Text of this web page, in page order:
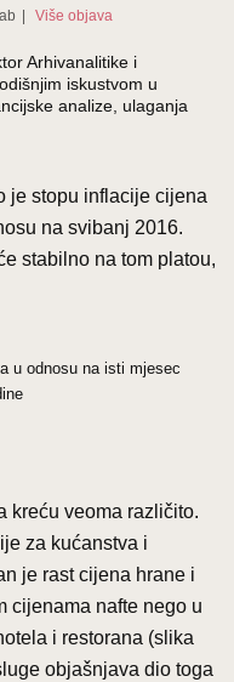
| Više objava
Arhivanalitike i
iskustvom u
analize, ulaganja
je stopu inflacije cijena
na svibanj 2016.
stabilno na tom platou,
u odnosu na isti mjesec
kreću veoma različito.
za kućanstva i
je rast cijena hrane i
cijenama nafte nego u
i restorana (slika
objašnjava dio toga